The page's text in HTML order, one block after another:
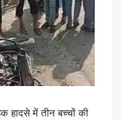
हादसे में तीन बच्चों की